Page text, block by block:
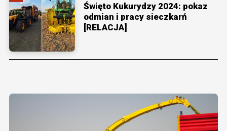
Święto Kukurydzy 2024: pokaz
odmian i pracy sieczkarń
[RELACJA]